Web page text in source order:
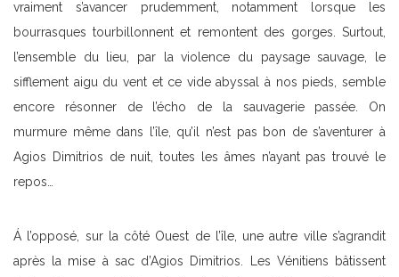
vraiment s’avancer prudemment, notamment lorsque les
bourrasques tourbillonnent et remontent des gorges. Surtout,
l’ensemble du lieu, par la violence du paysage sauvage, le
sifflement aigu du vent et ce vide abyssal à nos pieds, semble
encore résonner de l’écho de la sauvagerie passée. On
murmure même dans l’île, qu’il n’est pas bon de s’aventurer à
Agios Dimitrios de nuit, toutes les âmes n’ayant pas trouvé le
repos…
Á l’opposé, sur la côté Ouest de l’île, une autre ville s’agrandit
après la mise à sac d’Agios Dimitrios. Les Vénitiens bâtissent